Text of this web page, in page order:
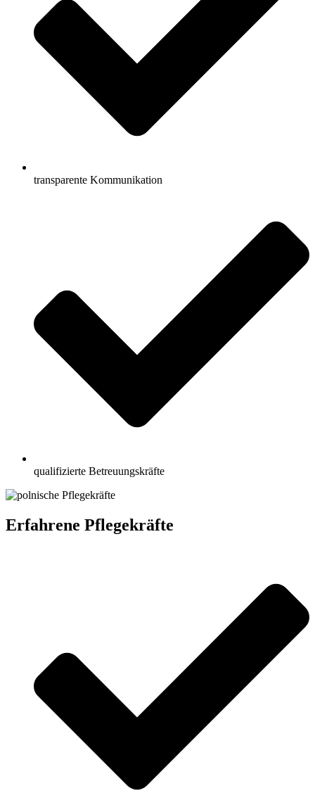
transparente Kommunikation
qualifizierte Betreuungskräfte
Erfahrene Pflegekräfte